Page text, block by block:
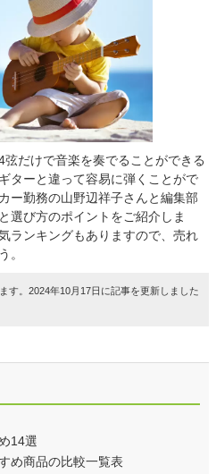
だけで音楽を奏でることができる
ターと違って容易に弾くことがで
ー勤務の山野辺祥子さんと編集部
選び方のポイントをご紹介しま
ランキングもありますので、売れ
。
す。2024年10月17日に記事を更新しました
14選
め商品の比較一覧表